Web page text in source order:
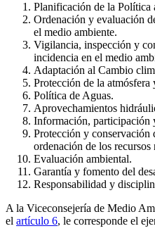
Planificación de la Política
Ordenación y evaluación
el medio ambiente.
Vigilancia, inspección y
incidencia en el medio
Adaptación al Cambio
Protección de la atmósfera
Política de Aguas.
Aprovechamientos
Información, participación
Protección y
ordenación de los recursos
Evaluación ambiental.
Garantía y fomento del
Responsabilidad y
A la Viceconsejería de Medio
el artículo 6, le corresponde el